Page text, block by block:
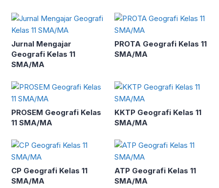
Jurnal Mengajar
Geografi Kelas 11
SMA/MA
PROTA Geografi Kelas 11
SMA/MA
PROSEM Geografi Kelas
11 SMA/MA
KKTP Geografi Kelas 11
SMA/MA
CP Geografi Kelas 11
SMA/MA
ATP Geografi Kelas 11
SMA/MA